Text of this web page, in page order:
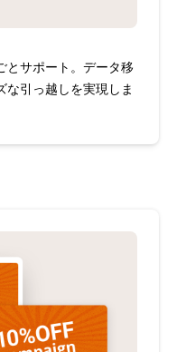
とサポート。データ移
な引っ越しを実現しま